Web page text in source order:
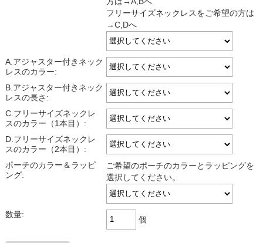
フリーサイズネックレスをご希望の方は
→C,Dへ
A.アジャスター付きネック
レスのカラー:
B.アジャスター付きネック
レスの長さ:
C.フリーサイズネックレ
スのカラー（1本目）:
D.フリーサイズネックレ
スのカラー（2本目）:
ポーチのカラー＆ラッピ
ング:
ご希望のポーチのカラーとラッピングを
選択してください。
数量:
個